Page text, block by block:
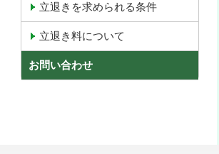
立退きを求められる条件
立退き料について
お問い合わせ